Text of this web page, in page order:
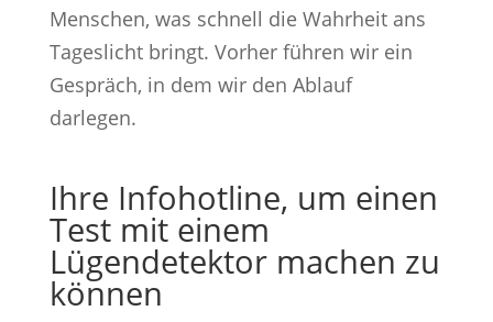
Menschen, was schnell die Wahrheit ans
Tageslicht bringt. Vorher führen wir ein
Gespräch, in dem wir den Ablauf
darlegen.
Ihre Infohotline, um einen
Test mit einem
Lügendetektor machen zu
können